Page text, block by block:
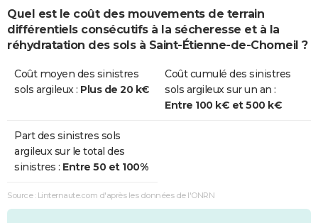
Quel est le coût des mouvements de terrain
différentiels consécutifs à la sécheresse et à la
réhydratation des sols à Saint-Étienne-de-Chomeil ?
Coût moyen des sinistres
sols argileux : Plus de 20 k€
Coût cumulé des sinistres
sols argileux sur un an :
Entre 100 k€ et 500 k€
Part des sinistres sols
argileux sur le total des
sinistres : Entre 50 et 100%
Source : Linternaute.com d'après les données de l'ONRN